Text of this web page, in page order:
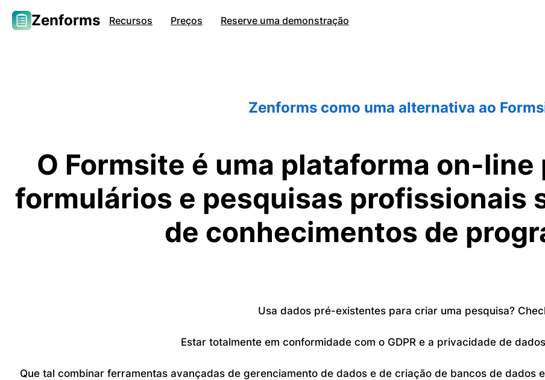
Zenforms Recursos Preços Reserve uma demonstração
Zenforms como uma alternativa ao
O Formsite é uma plataforma on-line
formulários e pesquisas profissionais
de conhecimentos de
Usa dados pré-existentes para criar uma pesquisa?
Estar totalmente em conformidade com o GDPR e a privacidade de
Que tal combinar ferramentas avançadas de gerenciamento de dados e de criação de bancos de dados